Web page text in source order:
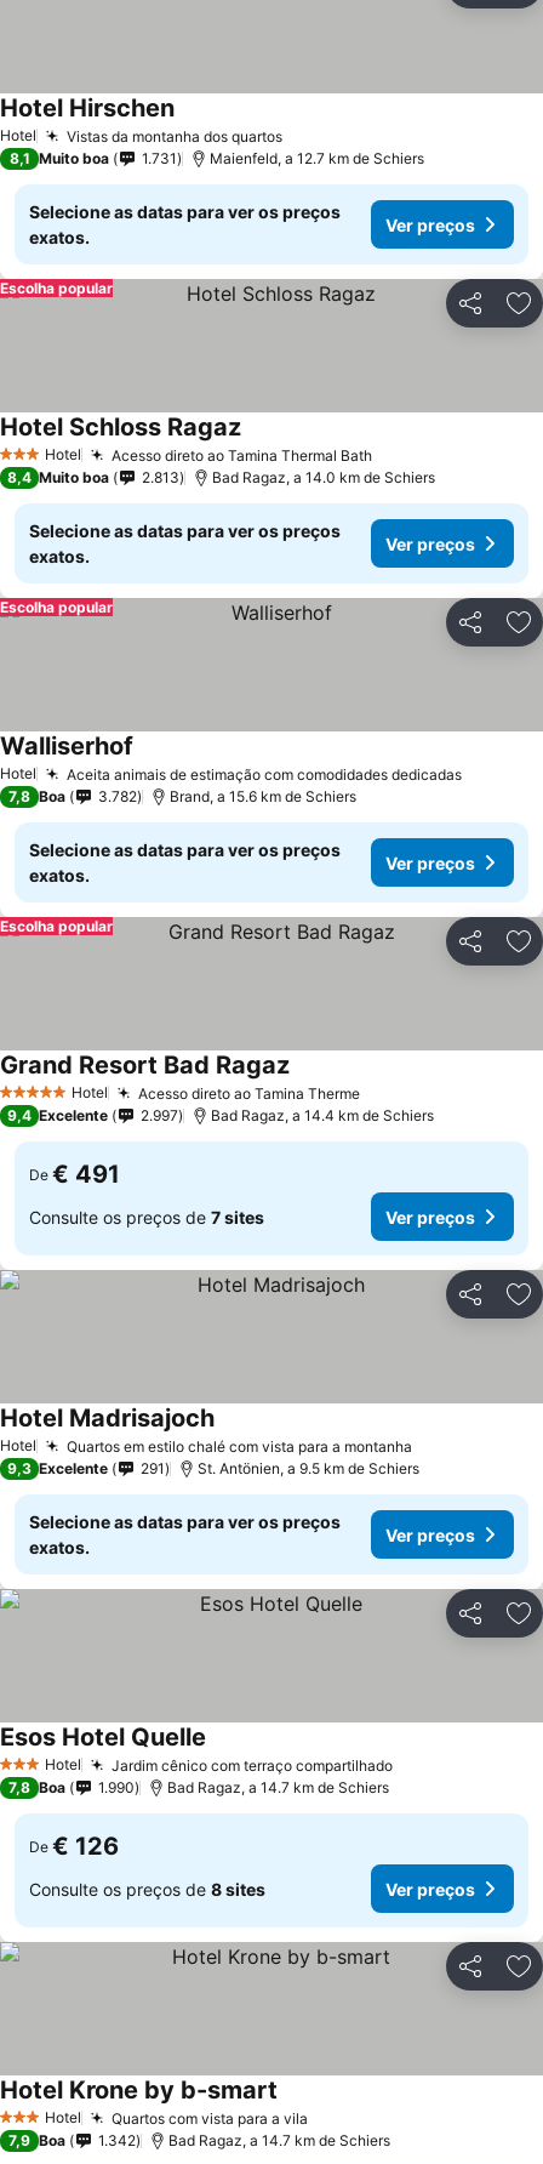
Hotel Vistas da montanha dos quartos
Hotel Hirschen
8,1 Muito boa 1.731 Maienfeld, a 12.7 km de Schiers
Selecione as datas para ver os preços
exatos.
Ver preços
Partilhar
Escolha popular
3 EstrelasHotel Acesso direto ao Tamina Thermal Bath
Hotel Schloss Ragaz
8,4 Muito boa 2.813 Bad Ragaz, a 14.0 km de Schiers
Selecione as datas para ver os preços
exatos.
Ver preços
Partilhar
Escolha popular
Hotel Aceita animais de estimação com comodidades dedicadas
Walliserhof
7,8 Boa 3.782 Brand, a 15.6 km de Schiers
Selecione as datas para ver os preços
exatos.
Ver preços
Partilhar
Escolha popular
5 Estrelas Hotel Acesso direto ao Tamina Therme
Grand Resort Bad Ragaz
9,4 Excelente 2.997 Bad Ragaz, a 14.4 km de Schiers
De € 491
Consulte os preços de 7 sites Ver preços
Partilhar
Hotel Quartos em estilo chalé com vista para a montanha
Hotel Madrisajoch
9,3 Excelente 291 St. Antönien, a 9.5 km de Schiers
Selecione as datas para ver os preços
exatos.
Ver preços
Partilhar
3 EstrelasHotel Jardim cênico com terraço compartilhado
Esos Hotel Quelle
7,8 Boa 1.990 Bad Ragaz, a 14.7 km de Schiers
De € 126
Consulte os preços de 8 sites Ver preços
Partilhar
3 EstrelasHotel Quartos com vista para a vila
Hotel Krone by b-smart
7,9 Boa 1.342 Bad Ragaz, a 14.7 km de Schiers